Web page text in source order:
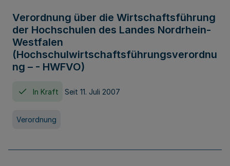
Verordnung über die Wirtschaftsführung
der Hochschulen des Landes Nordrhein-
Westfalen
(Hochschulwirtschaftsführungsverordnu
ng – - HWFVO)
In Kraft Seit 11. Juli 2007
Verordnung